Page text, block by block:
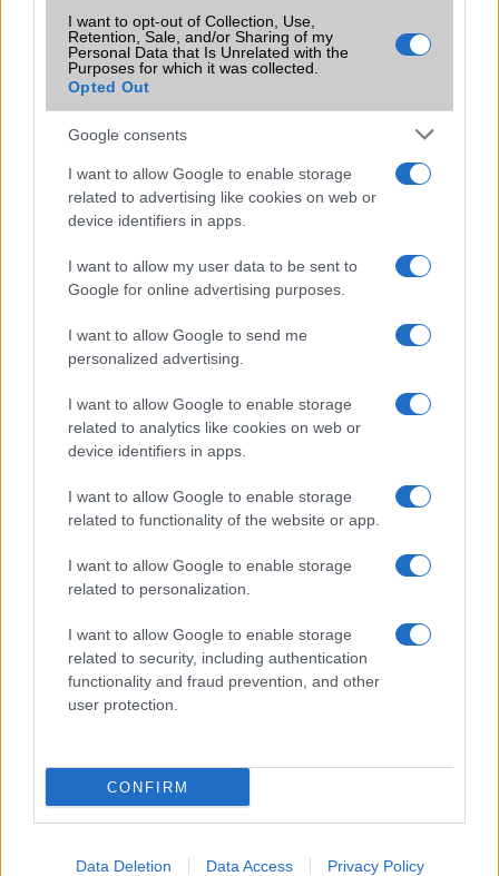
I want to opt-out of Collection, Use,
Retention, Sale, and/or Sharing of my
Personal Data that Is Unrelated with the
Purposes for which it was collected.
Opted Out
Google consents
I want to allow Google to enable storage
related to advertising like cookies on web or
device identifiers in apps.
I want to allow my user data to be sent to
Google for online advertising purposes.
I want to allow Google to send me
personalized advertising.
I want to allow Google to enable storage
related to analytics like cookies on web or
device identifiers in apps.
I want to allow Google to enable storage
related to functionality of the website or app.
I want to allow Google to enable storage
related to personalization.
I want to allow Google to enable storage
related to security, including authentication
functionality and fraud prevention, and other
user protection.
CONFIRM
Data Deletion Data Access Privacy Policy
Védelem IP68
Limited Edition Nincs
SAR
Nincs publikus adat!
N/A = Nincs adat. Legutóbbi frissítés: 2026-07-13 19:00:00
Euro Gsm
Samsung Galaxy S26 Ultra